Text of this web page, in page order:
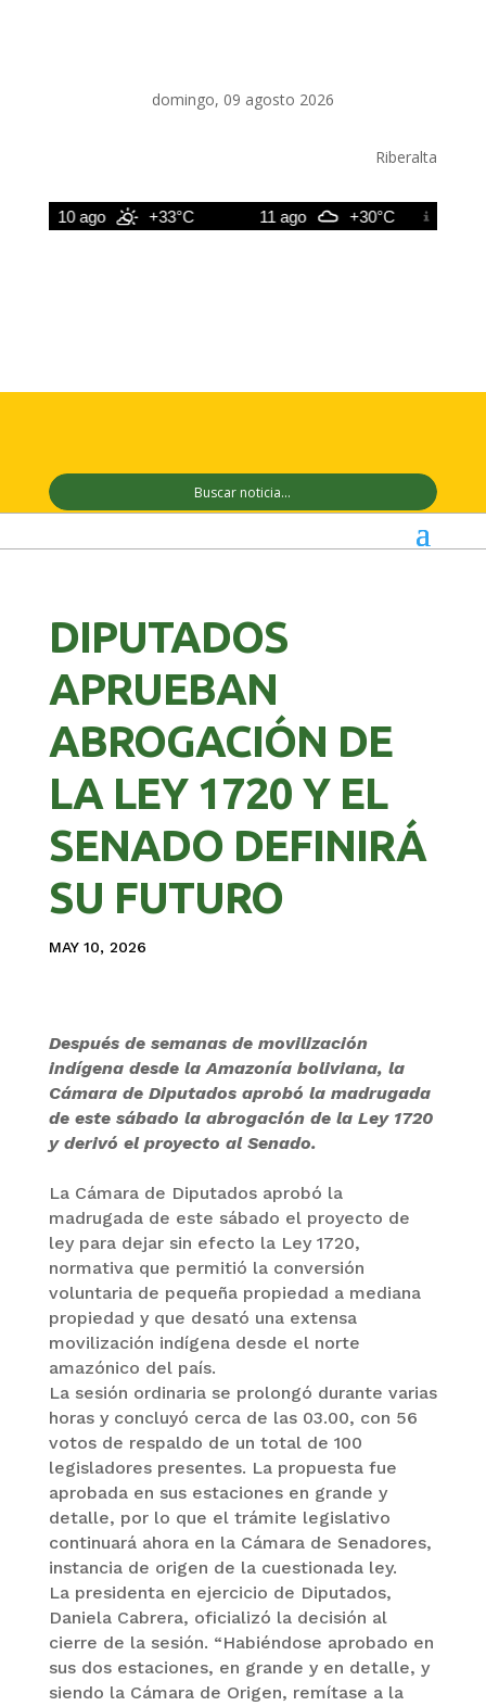
domingo, 09 agosto 2026
Riberalta
10 ago +33°C 11 ago +30°C
DIPUTADOS
APRUEBAN
ABROGACIÓN DE
LA LEY 1720 Y EL
SENADO DEFINIRÁ
SU FUTURO
MAY 10, 2026
Después de semanas de movilización
indígena desde la Amazonía boliviana, la
Cámara de Diputados aprobó la madrugada
de este sábado la abrogación de la Ley 1720
y derivó el proyecto al Senado.
La Cámara de Diputados aprobó la
madrugada de este sábado el proyecto de
ley para dejar sin efecto la Ley 1720,
normativa que permitió la conversión
voluntaria de pequeña propiedad a mediana
propiedad y que desató una extensa
movilización indígena desde el norte
amazónico del país.
La sesión ordinaria se prolongó durante varias
horas y concluyó cerca de las 03.00, con 56
votos de respaldo de un total de 100
legisladores presentes. La propuesta fue
aprobada en sus estaciones en grande y
detalle, por lo que el trámite legislativo
continuará ahora en la Cámara de Senadores,
instancia de origen de la cuestionada ley.
La presidenta en ejercicio de Diputados,
Daniela Cabrera, oficializó la decisión al
cierre de la sesión. “Habiéndose aprobado en
sus dos estaciones, en grande y en detalle, y
siendo la Cámara de Origen, remítase a la